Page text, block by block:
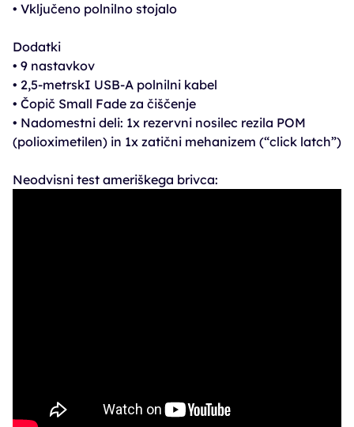
• Vključeno polnilno stojalo
Dodatki
• 9 nastavkov
• 2,5-metrskI USB-A polnilni kabel
• Čopič Small Fade za čiščenje
• Nadomestni deli: 1x rezervni nosilec rezila POM
(polioximetilen) in 1x zatični mehanizem (“click latch”)
Neodvisni test ameriškega brivca: